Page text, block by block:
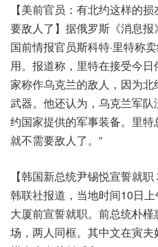
【美前官员：有北约这样的
要敌人了】据俄罗斯《消息
国前情报官员斯科特·里特称
用。报道称，里特在接受今
家称作乌克兰的敌人，因为
武器。他还认为，乌克兰军
约国家提供的军事装备。里特
就不需要敌人了。”
【韩国新总统尹锡悦宣誓就
韩联社报道，当地时间10日
大厦前宣誓就职。前总统朴
场，两人同框。其中文在寅